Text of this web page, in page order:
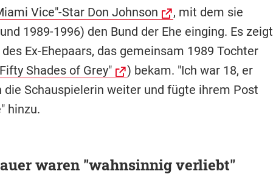
Vice"-Star Don Johnson
, mit dem sie
1989-1996) den Bund der Ehe einging. Es zeigt
Ex-Ehepaars, das gemeinsam 1989 Tochter
Shades of Grey"
) bekam. "Ich war 18, er
die Schauspielerin weiter und fügte ihrem Post
hinzu.
waren "wahnsinnig verliebt"